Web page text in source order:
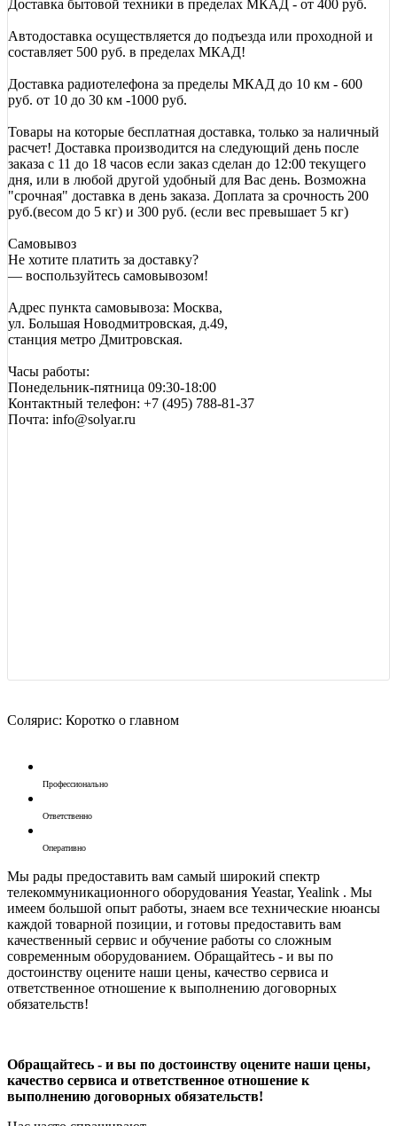
Доставка бытовой техники в пределах МКАД - от 400 руб.
Автодоставка осуществляется до подъезда или проходной и
составляет 500 руб. в пределах МКАД!
Доставка радиотелефона за пределы МКАД до 10 км - 600
руб. от 10 до 30 км -1000 руб.
Товары на которые бесплатная доставка, только за наличный
расчет! Доставка производится на следующий день после
заказа с 11 до 18 часов если заказ сделан до 12:00 текущего
дня, или в любой другой удобный для Вас день. Возможна
"срочная" доставка в день заказа. Доплата за срочность 200
руб.(весом до 5 кг) и 300 руб. (если вес превышает 5 кг)
Самовывоз
Не хотите платить за доставку?
— воспользуйтесь самовывозом!
Адрес пункта самовывоза: Москва,
ул. Большая Новодмитровская, д.49,
станция метро Дмитровская.
Часы работы:
Понедельник-пятница 09:30-18:00
Контактный телефон: +7 (495) 788-81-37
Почта: info@solyar.ru
Солярис: Коротко о главном
Профессионально
Ответственно
Оперативно
Мы рады предоставить вам самый широкий спектр
телекоммуникационного оборудования Yeastar, Yealink . Мы
имеем большой опыт работы, знаем все технические нюансы
каждой товарной позиции, и готовы предоставить вам
качественный сервис и обучение работы со сложным
современным оборудованием. Обращайтесь - и вы по
достоинству оцените наши цены, качество сервиса и
ответственное отношение к выполнению договорных
обязательств!
Обращайтесь - и вы по достоинству оцените наши цены,
качество сервиса и ответственное отношение к
выполнению договорных обязательств!